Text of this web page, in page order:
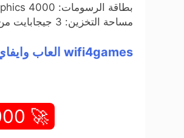
بطاقة الرسومات: Intel HD Graphics 4000 أو أعلى
مساحة التخزين: 3 جيجابايت من المساحة المتوفرة
wifi4games العاب وايفاي
🚀 Full Game Download v+5.22.000 🚀